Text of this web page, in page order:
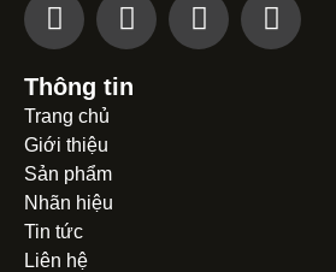
Thông tin
Trang chủ
Giới thiệu
Sản phẩm
Nhãn hiệu
Tin tức
Liên hệ